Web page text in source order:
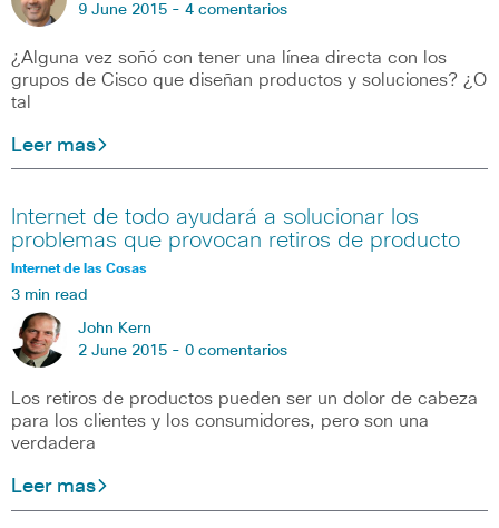
9 June 2015 - 4 comentarios
¿Alguna vez soñó con tener una línea directa con los
grupos de Cisco que diseñan productos y soluciones? ¿O
tal
Leer mas
Internet de todo ayudará a solucionar los
problemas que provocan retiros de producto
Internet de las Cosas
3 min read
John Kern
2 June 2015 - 0 comentarios
Los retiros de productos pueden ser un dolor de cabeza
para los clientes y los consumidores, pero son una
verdadera
Leer mas